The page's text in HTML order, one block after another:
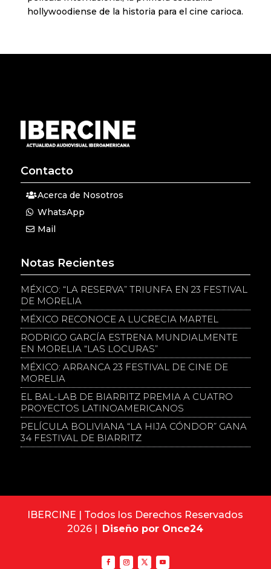
hollywoodiense de la historia para el cine carioca.
Contacto
Acerca de Nosotros
WhatsApp
Mail
Notas Recientes
MÉXICO: “LA RESERVA” TRIUNFA EN 23 FESTIVAL
DE MORELIA
MÉXICO RECONOCE A LUCRECIA MARTEL
RODRIGO GARCÍA ESTRENA MUNDIALMENTE
EN MORELIA “LAS LOCURAS”
MÉXICO: ARRANCA 23 FESTIVAL DE CINE DE
MORELIA
EL BAL-LAB DE BIARRITZ PREMIA A CUATRO
PROYECTOS LATINOAMERICANOS
PELÍCULA BOLIVIANA “LA HIJA CÓNDOR” GANA
34 FESTIVAL DE BIARRITZ
IBERCINE | Todos los Derechos Reservados
2026 | Diseño por Once24